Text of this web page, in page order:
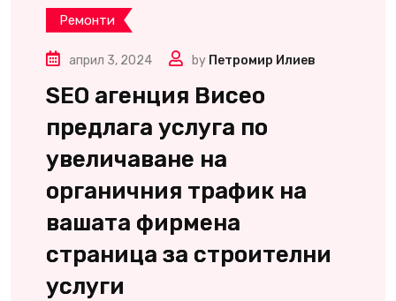
Ремонти
април 3, 2024 by Петромир Илиев
SEO агенция Висео
предлага услуга по
увеличаване на
органичния трафик на
вашата фирмена
страница за строителни
услуги